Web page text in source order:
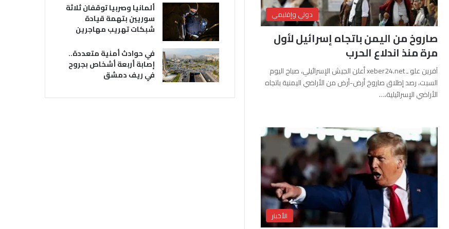
دولي وإقليمي
صاروخ من اليمن باتجاه إسرائيل لأول
مرة منذ اندلاع الحرب
آفرين علو ـ xeber24.net أعلن الجيش الإسرائيلي، صباح اليوم
السبت، رصد إطلاق صاروخ أرض-أرض من الأراضي اليمنية باتجاه
الأراضي الإسرائيلية،…
الأخبار
ألمانيا وصربيا توقفان ثلاثة
سوريين بتهمة قيادة
شبكات تهريب مهاجرين
في حوادث أمنية متعددة..
إصابة أربعة أشخاص بجروح
في ريف دمشق